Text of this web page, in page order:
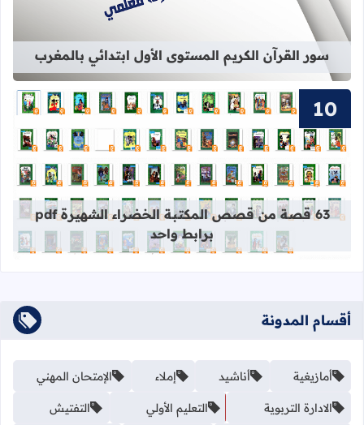
سور القرآن الكريم المستوى الأول ابتدائي بالمغرب
قراءة المزيد عن 63 قصة من قصص المكتبة الخضراء الشهيرة pdf برابط واحد
63 قصة من قصص المكتبة الخضراء الشهيرة pdf
برابط واحد
أقسام المدونة
أمازيغية أناشيد إملاء الإمتحان المهني
الادارة التربوية التعليم الأولي التفتيش